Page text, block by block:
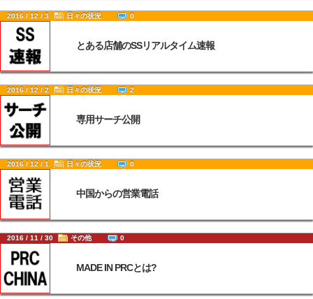
2016 / 12 / 3 日々の状況 0
とある店舗のSSリアルタイム速報
2016 / 12 / 2 日々の状況 2
専用サーチ公開
2016 / 12 / 1 日々の状況 0
中国からの営業電話
2016 / 11 / 30 その他 0
MADE IN PRCとは?